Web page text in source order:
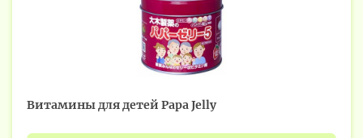
Витамины для детей Papa Jelly